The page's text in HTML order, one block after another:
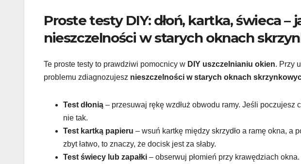
Proste testy DIY: dłoń, kartka, świeca
nieszczelności w starych oknach
Te proste testy to prawdziwi pomocnicy w DIY uszczelnianiu okien. Przy
problemu zdiagnozujesz nieszczelności w starych oknach
Test dłonią – przesuwaj rękę wzdłuż obwodu ramy. Jeśli poczujesz
nie tak.
Test kartką papieru – wsuń kartkę między skrzydło a ramę okna, a
zbyt łatwo, to znaczy, że docisk jest za słaby.
Test świecy lub zapałki – obserwuj płomień przy krawędziach